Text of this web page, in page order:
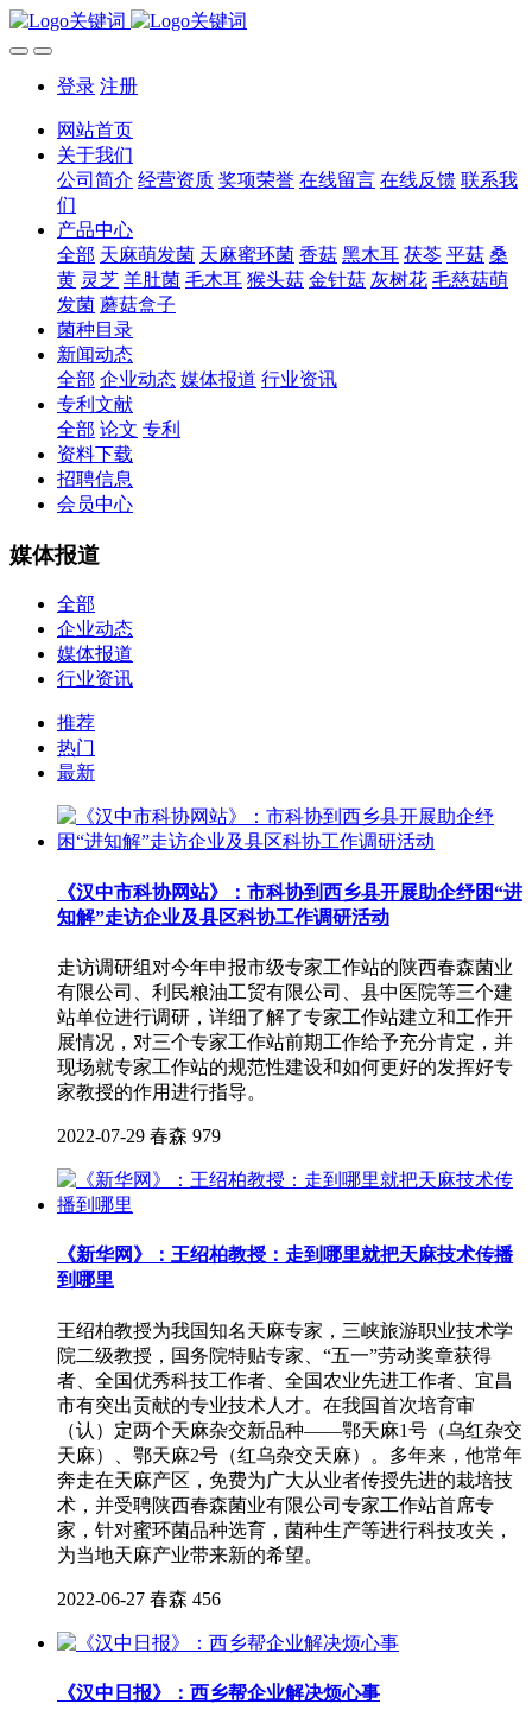
登录 注册
网站首页
关于我们
公司简介 经营资质 奖项荣誉 在线留言 在线反馈 联系我
们
产品中心
全部 天麻萌发菌 天麻蜜环菌 香菇 黑木耳 茯苓 平菇 桑
黄 灵芝 羊肚菌 毛木耳 猴头菇 金针菇 灰树花 毛慈菇萌
发菌 蘑菇盒子
菌种目录
新闻动态
全部 企业动态 媒体报道 行业资讯
专利文献
全部 论文 专利
资料下载
招聘信息
会员中心
媒体报道
全部
企业动态
媒体报道
行业资讯
推荐
热门
最新
《汉中市科协网站》：市科协到西乡县开展助企纾困“进
知解”走访企业及县区科协工作调研活动
走访调研组对今年申报市级专家工作站的陕西春森菌业
有限公司、利民粮油工贸有限公司、县中医院等三个建
站单位进行调研，详细了解了专家工作站建立和工作开
展情况，对三个专家工作站前期工作给予充分肯定，并
现场就专家工作站的规范性建设和如何更好的发挥好专
家教授的作用进行指导。
2022-07-29 春森 979
《新华网》：王绍柏教授：走到哪里就把天麻技术传播
到哪里
王绍柏教授为我国知名天麻专家，三峡旅游职业技术学
院二级教授，国务院特贴专家、“五一”劳动奖章获得
者、全国优秀科技工作者、全国农业先进工作者、宜昌
市有突出贡献的专业技术人才。在我国首次培育审
（认）定两个天麻杂交新品种——鄂天麻1号（乌红杂交
天麻）、鄂天麻2号（红乌杂交天麻）。多年来，他常年
奔走在天麻产区，免费为广大从业者传授先进的栽培技
术，并受聘陕西春森菌业有限公司专家工作站首席专
家，针对蜜环菌品种选育，菌种生产等进行科技攻关，
为当地天麻产业带来新的希望。
2022-06-27 春森 456
《汉中日报》：西乡帮企业解决烦心事